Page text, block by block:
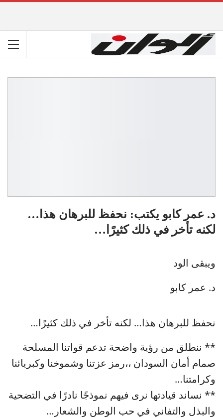
د. عمر كابو يكتب: نحفظ للبرهان هذا…
لكنه تأخر في ذلك كثيرًا…
ويبقى الود
د. عمر كابو
نحفظ للبرهان هذا… لكنه تأخر في ذلك كثيرًا…
** ننطلق من رؤية واضحة تدعم قواتنا المسلحة
صمام أمان السودان ،،رمز عزتنا وشموخنا وكبريائنا
وكرامتنا…
** نساند قيادتها نرى فيهم نموذجًا نادرًا في التضحية
والبذل والتفاني في حب الوطن والشعار…